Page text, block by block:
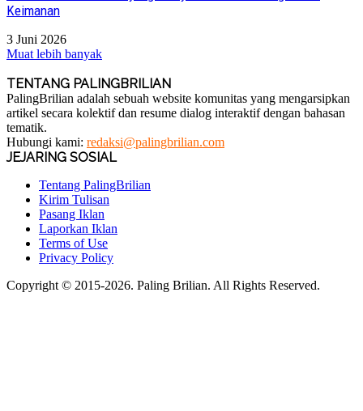
Keimanan
3 Juni 2026
Muat lebih banyak
TENTANG PALINGBRILIAN
PalingBrilian adalah sebuah website komunitas yang mengarsipkan
artikel secara kolektif dan resume dialog interaktif dengan bahasan
tematik.
Hubungi kami: redaksi@palingbrilian.com
JEJARING SOSIAL
Tentang PalingBrilian
Kirim Tulisan
Pasang Iklan
Laporkan Iklan
Terms of Use
Privacy Policy
Copyright © 2015-2026. Paling Brilian. All Rights Reserved.